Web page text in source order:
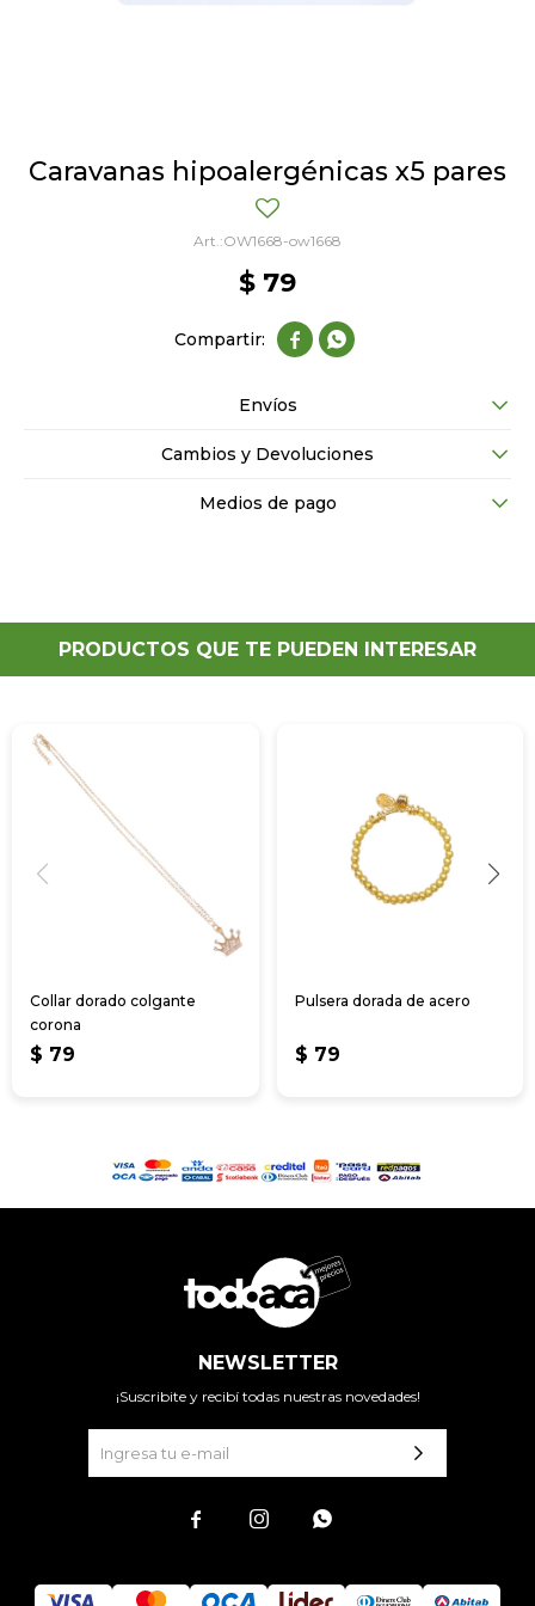
Caravanas hipoalergénicas x5 pares
OW1668-ow1668
$ 79
 
Envíos
Cambios y Devoluciones
Medios de pago
PRODUCTOS QUE TE PUEDEN INTERESAR
Collar dorado colgante
corona
$ 79
Pulsera dorada de acero
$ 79
NEWSLETTER
¡Suscribite y recibí todas nuestras novedades!
  